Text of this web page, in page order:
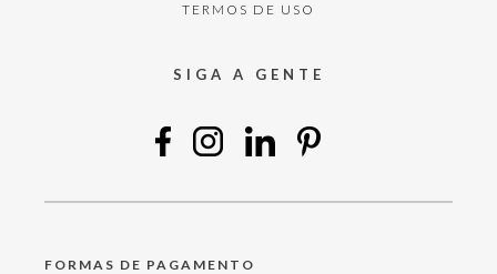
TERMOS DE USO
SIGA A GENTE
FORMAS DE PAGAMENTO